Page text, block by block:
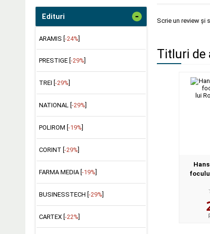
Edituri -
ARAMIS [-24%]
PRESTIGE [ -29%
TREI [ -29%
NATIONAL [ -29%
POLIROM [ -19%
CORINT [ -29%
FARMA MEDIA [ -19%
BUSINESSTECH [-29%]
CARTEX [-22%]
Scrie un review și
Titluri de